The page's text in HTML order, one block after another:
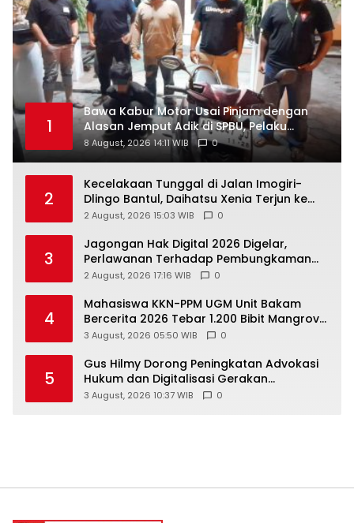
1
Bawa Kabur Motor Usai Pinjam dengan
Alasan Jemput Adik di SPBU, Pelaku
Ditangkap Saat COD
8 August, 2026 14:11 WIB 0
2
Kecelakaan Tunggal di Jalan Imogiri-
Dlingo Bantul, Daihatsu Xenia Terjun ke
Jurang
2 August, 2026 15:03 WIB 0
3
Jagongan Hak Digital 2026 Digelar,
Perlawanan Terhadap Pembungkaman
Media Digital
2 August, 2026 17:16 WIB 0
4
Mahasiswa KKN-PPM UGM Unit Bakam
Bercerita 2026 Tebar 1.200 Bibit Mangrove
di Sungai Air Layang
3 August, 2026 05:50 WIB 0
5
Gus Hilmy Dorong Peningkatan Advokasi
Hukum dan Digitalisasi Gerakan
Meningkatkan Kualitas PMII DIY
3 August, 2026 10:37 WIB 0